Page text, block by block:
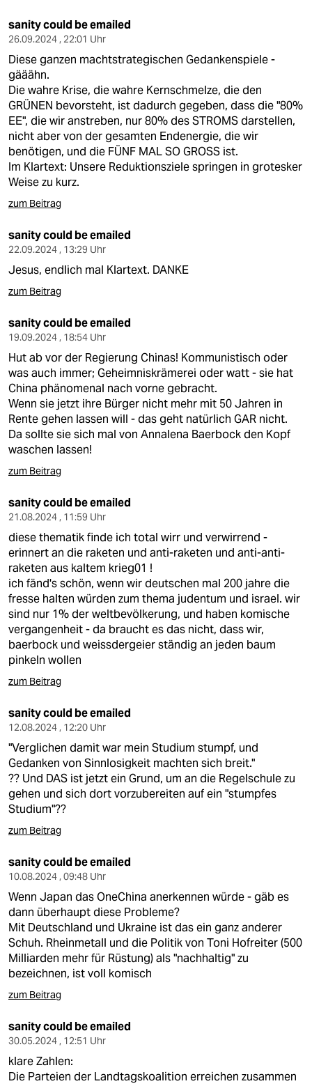
sanity could be emailed
26.09.2024 , 22:01 Uhr
Diese ganzen machtstrategischen Gedankenspiele -
gääähn.
Die wahre Krise, die wahre Kernschmelze, die den
GRÜNEN bevorsteht, ist dadurch gegeben, dass die "80%
EE", die wir anstreben, nur 80% des STROMS darstellen,
nicht aber von der gesamten Endenergie, die wir
benötigen, und die FÜNF MAL SO GROSS ist.
Im Klartext: Unsere Reduktionsziele springen in grotesker
Weise zu kurz.
zum Beitrag
sanity could be emailed
22.09.2024 , 13:29 Uhr
Jesus, endlich mal Klartext. DANKE
zum Beitrag
sanity could be emailed
19.09.2024 , 18:54 Uhr
Hut ab vor der Regierung Chinas! Kommunistisch oder
was auch immer; Geheimniskrämerei oder watt - sie hat
China phänomenal nach vorne gebracht.
Wenn sie jetzt ihre Bürger nicht mehr mit 50 Jahren in
Rente gehen lassen will - das geht natürlich GAR nicht.
Da sollte sie sich mal von Annalena Baerbock den Kopf
waschen lassen!
zum Beitrag
sanity could be emailed
21.08.2024 , 11:59 Uhr
diese thematik finde ich total wirr und verwirrend -
erinnert an die raketen und anti-raketen und anti-anti-
raketen aus kaltem krieg01 !
ich fänd's schön, wenn wir deutschen mal 200 jahre die
fresse halten würden zum thema judentum und israel. wir
sind nur 1% der weltbevölkerung, und haben komische
vergangenheit - da braucht es das nicht, dass wir,
baerbock und weissdergeier ständig an jeden baum
pinkeln wollen
zum Beitrag
sanity could be emailed
12.08.2024 , 12:20 Uhr
"Verglichen damit war mein Studium stumpf, und
Gedanken von Sinnlosigkeit machten sich breit."
?? Und DAS ist jetzt ein Grund, um an die Regelschule zu
gehen und sich dort vorzubereiten auf ein "stumpfes
Studium"??
zum Beitrag
sanity could be emailed
10.08.2024 , 09:48 Uhr
Wenn Japan das OneChina anerkennen würde - gäb es
dann überhaupt diese Probleme?
Mit Deutschland und Ukraine ist das ein ganz anderer
Schuh. Rheinmetall und die Politik von Toni Hofreiter (500
Milliarden mehr für Rüstung) als "nachhaltig" zu
bezeichnen, ist voll komisch
zum Beitrag
sanity could be emailed
30.05.2024 , 12:51 Uhr
klare Zahlen:
Die Parteien der Landtagskoalition erreichen zusammen